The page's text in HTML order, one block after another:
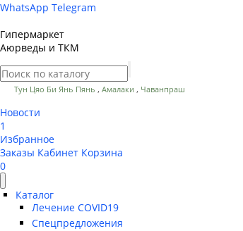
WhatsApp Telegram
Гипермаркет
Аюрведы и ТКМ
Тун Цяо Би Янь Пянь , Амалаки , Чаванпраш
Новости
1
Избранное
Заказы Кабинет Корзина
0
Каталог
Лечение COVID19
Спецпредложения